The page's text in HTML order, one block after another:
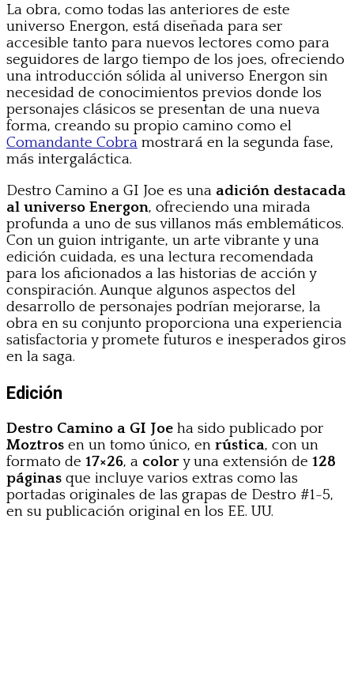
La obra, como todas las anteriores de este
universo Energon, está diseñada para ser
accesible tanto para nuevos lectores como para
seguidores de largo tiempo de los joes, ofreciendo
una introducción sólida al universo Energon sin
necesidad de conocimientos previos donde los
personajes clásicos se presentan de una nueva
forma, creando su propio camino como el
Comandante Cobra mostrará en la segunda fase,
más intergaláctica.
Destro Camino a GI Joe es una adición destacada
al universo Energon, ofreciendo una mirada
profunda a uno de sus villanos más emblemáticos.
Con un guion intrigante, un arte vibrante y una
edición cuidada, es una lectura recomendada
para los aficionados a las historias de acción y
conspiración. Aunque algunos aspectos del
desarrollo de personajes podrían mejorarse, la
obra en su conjunto proporciona una experiencia
satisfactoria y promete futuros e inesperados giros
en la saga.
Edición
Destro Camino a GI Joe ha sido publicado por
Moztros en un tomo único, en rústica, con un
formato de 17×26, a colory una extensión de 128
páginas que incluye varios extras como las
portadas originales de las grapas de Destro #1-5,
en su publicación original en los EE. UU.